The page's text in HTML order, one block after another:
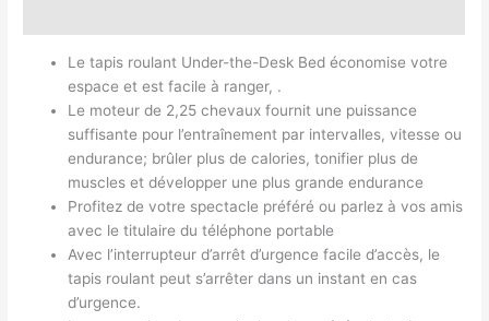
Le tapis roulant Under-the-Desk Bed économise votre
espace et est facile à ranger, .
Le moteur de 2,25 chevaux fournit une puissance
suffisante pour l’entraînement par intervalles, vitesse ou
endurance; brûler plus de calories, tonifier plus de
muscles et développer une plus grande endurance
Profitez de votre spectacle préféré ou parlez à vos amis
avec le titulaire du téléphone portable
Avec l’interrupteur d’arrêt d’urgence facile d’accès, le
tapis roulant peut s’arrêter dans un instant en cas
d’urgence.